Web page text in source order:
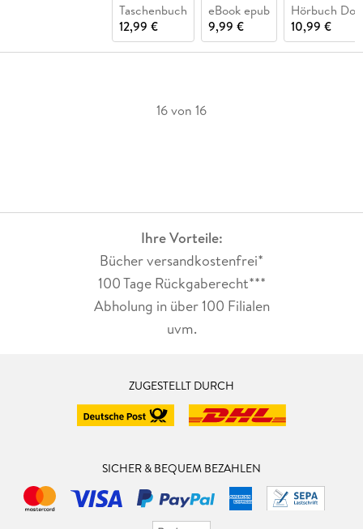
Taschenbuch
12,99 €
eBook epub
9,99 €
Hörbuch
10,99 €
16 von 16
Ihre Vorteile:
Bücher versandkostenfrei*
100 Tage Rückgaberecht***
Abholung in über 100 Filialen
uvm.
ZUGESTELLT DURCH
SICHER & BEQUEM BEZAHLEN